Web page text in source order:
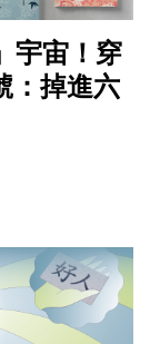
宇宙！穿
：掉進六